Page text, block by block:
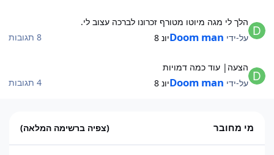
הלך לי מגה מיוטו מטורף זכרונו לברכה עצוב לי.
על-ידי Doom manיונ 8
8 תגובות
הצעה| עוד כמה דמויות
על-ידי Doom manיונ 8 4 תגובות
מי מחובר (צפיה ברשימה המלאה)